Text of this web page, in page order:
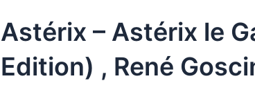
Astérix – Astérix le
Edition) , René